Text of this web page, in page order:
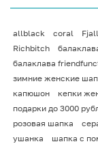
allblack coral
Richbitch
балаклава
зимние женские
капюшон
кепки
подарки до 3000
розовая шапка
ушанка
шапка с